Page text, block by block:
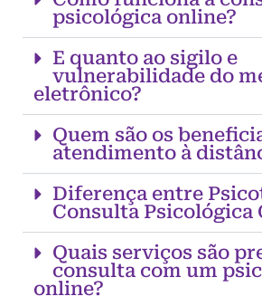
psicológica online?
E quanto ao sigilo e
vulnerabilidade do
eletrônico?
Quem são os
atendimento à
Diferença entre
Consulta Psicológica
Quais serviços são
consulta com um
online?